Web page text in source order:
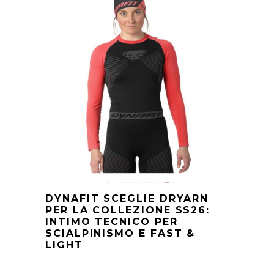
DYNAFIT SCEGLIE DRYARN
PER LA COLLEZIONE SS26:
INTIMO TECNICO PER
SCIALPINISMO E FAST &
LIGHT